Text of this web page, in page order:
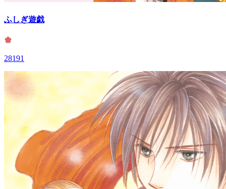
ふしぎ遊戯
28191